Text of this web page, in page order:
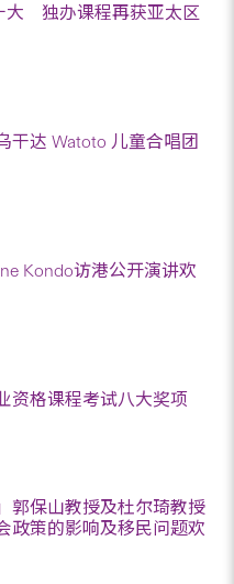
大 独办课程再获亚太区
干达 Watoto 儿童合唱团
Kondo访港公开演讲欢
资格课程考试八大奖项
郭保山教授及杜尔琦教授
政策的影响及移民问题欢